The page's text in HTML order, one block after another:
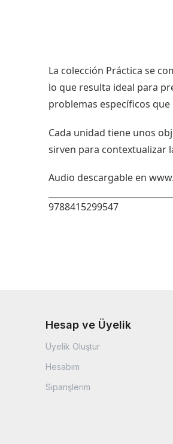
La colección Práctica se
lo que resulta ideal para
problemas específicos
Cada unidad tiene unos
sirven para contextualizar
Audio descargable en
9788415299547
Hesap ve Üyelik
Üyelik Oluştur
Hesabım
Siparişlerim